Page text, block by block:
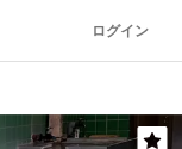
ログイン